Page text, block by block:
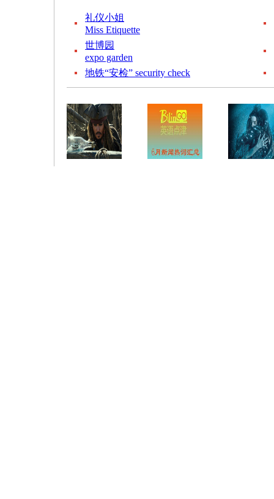
礼仪小姐
Miss Etiquette
世博园
expo garden
地铁“安检” security check